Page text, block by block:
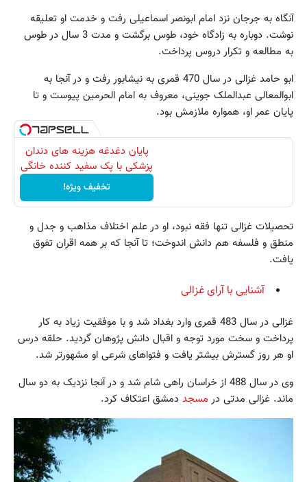
آنگاه به جرجان نزد امام ابونصر اسماعیلی رفت و خدمت او تعلیقه
نوشت. دوباره به زادگاه خود، طوس برگشت و مدت 3 سال در طوس
به مطالعه و تکرار دروس پرداخت.
ابو حامد غزالی در سال 470 قمری به نیشابور رفت و در آنجا به
ابوالمعالی عبدالملک جوینی، معروف به امام الحرمین پیوست و تا
پایان عمر او، همواره ملازمش بود.
پایان دغدغه هزینه های دندان
پزشکی با پک سفید کننده خانگی
تخفیف ویژه!
تحصیلات غزالی تنها فقه نبود، او در علم اختلاف مذاهب و جدل و
منطق و فلسفه هم دانش اندوخت؛ تا آنجا که بر همه اقران تفوق
یافت.
آشنایی با آرای غزالی
غزالی در سال 483 قمری وارد بغداد شد و با موفقیت زیاد به کار
پرداخت و سخت مورد توجه و اقبال دانش پژوهان گردید. حلقه درس
او هر روز گسترش بیشتر یافت و فتواهای شرعی او مشهورتر شد.
وی در سال 488 از خراسان راهی شام شد و در آنجا نزدیک به دو سال
ماند. غزالی مدتی در مسجد دمشق اعتکاف کرد.